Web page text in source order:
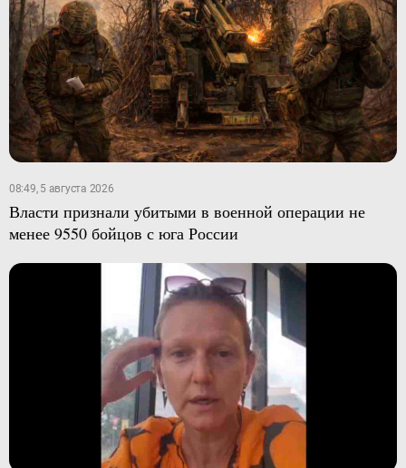
08:49, 5 августа 2026
Власти признали убитыми в военной операции не
менее 9550 бойцов с юга России